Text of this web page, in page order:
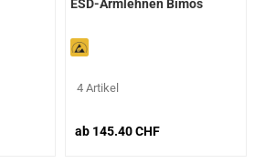
ESD-Armlehnen Bimos
4 Artikel
ab 145.40 CHF